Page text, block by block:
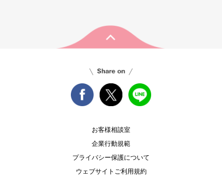
お客様相談室
企業行動規範
プライバシー保護について
ウェブサイトご利用規約